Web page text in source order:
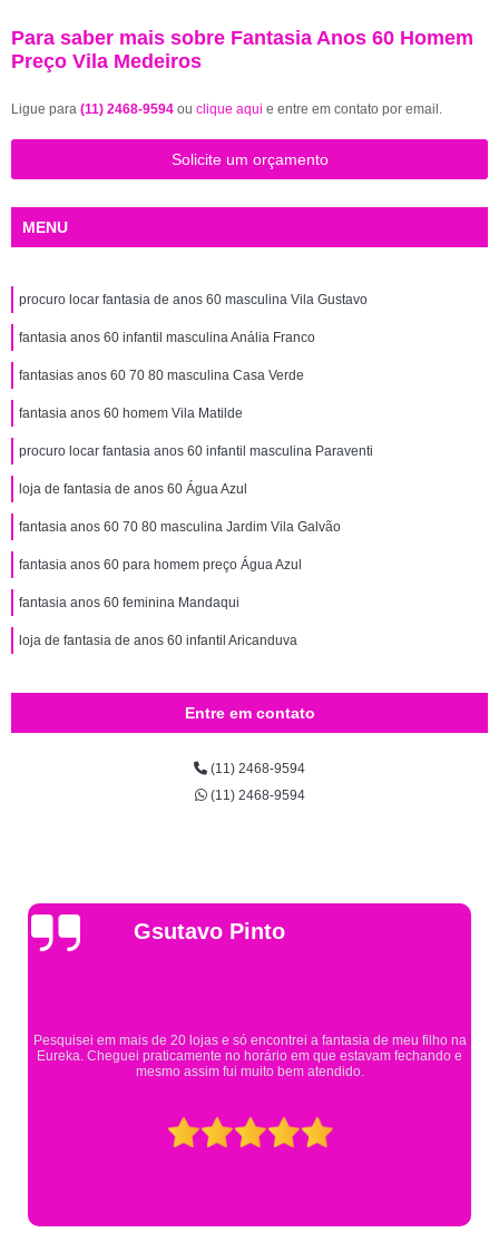
Para saber mais sobre Fantasia Anos 60 Homem
Preço Vila Medeiros
Ligue para (11) 2468-9594 ou clique aqui e entre em contato por email.
Solicite um orçamento
MENU
procuro locar fantasia de anos 60 masculina Vila Gustavo
fantasia anos 60 infantil masculina Anália Franco
fantasias anos 60 70 80 masculina Casa Verde
fantasia anos 60 homem Vila Matilde
procuro locar fantasia anos 60 infantil masculina Paraventi
loja de fantasia de anos 60 Água Azul
fantasia anos 60 70 80 masculina Jardim Vila Galvão
fantasia anos 60 para homem preço Água Azul
fantasia anos 60 feminina Mandaqui
loja de fantasia de anos 60 infantil Aricanduva
Entre em contato
(11) 2468-9594
(11) 2468-9594
Gsutavo Pinto
Pesquisei em mais de 20 lojas e só encontrei a fantasia de meu filho na
Eureka. Cheguei praticamente no horário em que estavam fechando e
mesmo assim fui muito bem atendido.